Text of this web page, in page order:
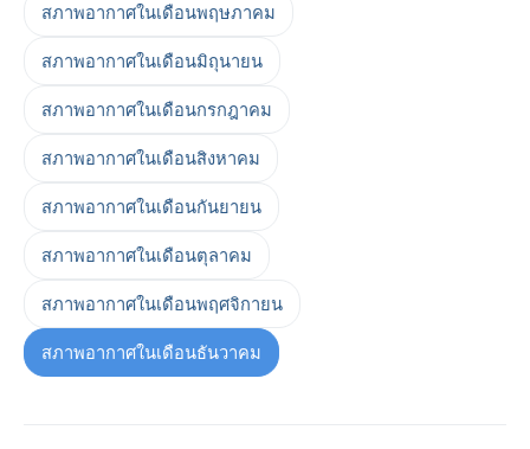
สภาพอากาศในเดือนพฤษภาคม
สภาพอากาศในเดือนมิถุนายน
สภาพอากาศในเดือนกรกฎาคม
สภาพอากาศในเดือนสิงหาคม
สภาพอากาศในเดือนกันยายน
สภาพอากาศในเดือนตุลาคม
สภาพอากาศในเดือนพฤศจิกายน
สภาพอากาศในเดือนธันวาคม